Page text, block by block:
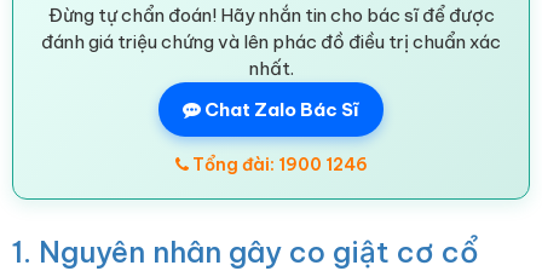
Đừng tự chẩn đoán! Hãy nhắn tin cho bác sĩ để được
đánh giá triệu chứng và lên phác đồ điều trị chuẩn xác
nhất.
Chat Zalo Bác Sĩ
Tổng đài: 1900 1246
1. Nguyên nhân gây co giật cơ cổ